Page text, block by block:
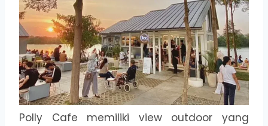
Polly Cafe memiliki view outdoor yang